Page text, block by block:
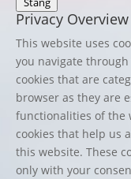
Privacy Overview
This website uses
you navigate
cookies that are
browser as they are
functionalities of the
cookies that help us
this website. These
only with your